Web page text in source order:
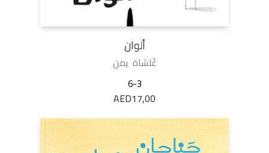
ألوان
غُلشاة يمن
6-3
AED17,00